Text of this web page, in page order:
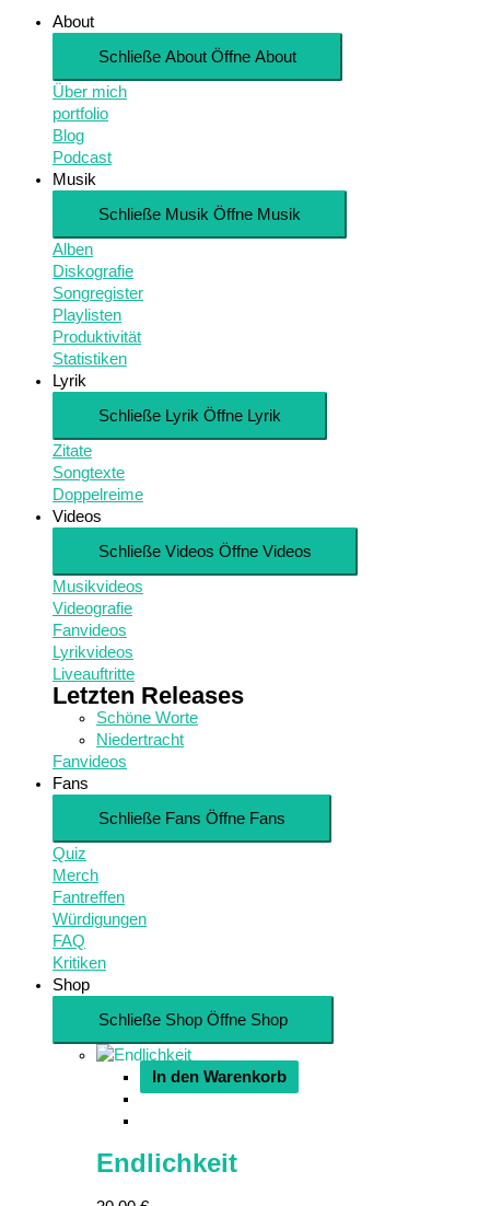
About
Schließe About Öffne About
Über mich
portfolio
Blog
Podcast
Musik
Schließe Musik Öffne Musik
Alben
Diskografie
Songregister
Playlisten
Produktivität
Statistiken
Lyrik
Schließe Lyrik Öffne Lyrik
Zitate
Songtexte
Doppelreime
Videos
Schließe Videos Öffne Videos
Musikvideos
Videografie
Fanvideos
Lyrikvideos
Liveauftritte
Letzten Releases
Schöne Worte
Niedertracht
Fanvideos
Fans
Schließe Fans Öffne Fans
Quiz
Merch
Fantreffen
Würdigungen
FAQ
Kritiken
Shop
Schließe Shop Öffne Shop
In den Warenkorb
Endlichkeit